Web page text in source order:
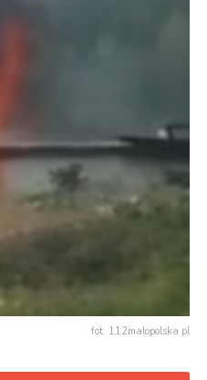
fot. 112malopolska.pl